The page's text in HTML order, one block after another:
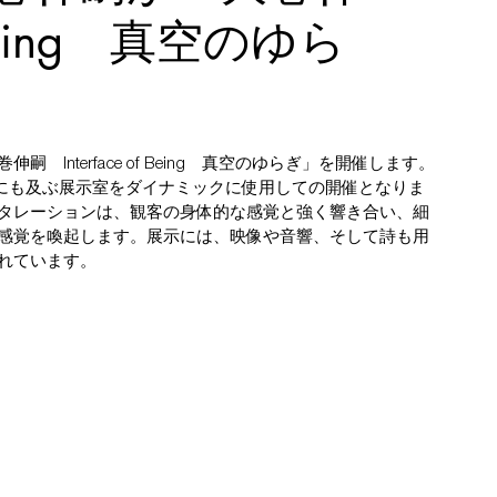
真空のゆら
嗣　Interface of Being　真空のゆらぎ」を開催します。
及ぶ展示室をダイナミックに使用しての開催となりま
レーションは、観客の身体的な感覚と強く響き合い、細
覚を喚起します。展示には、映像や音響、そして詩も用
ています。